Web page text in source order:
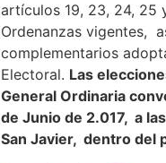
artículos 19, 23, 24, 25
Ordenanzas vigentes,
complementarios
Electoral. Las
General Ordinaria
de Junio de 2.017, a
San Javier, dentro del